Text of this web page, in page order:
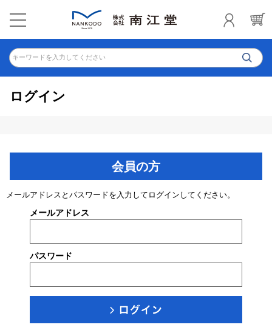
キーワードを入力してください
ログイン
会員の方
メールアドレスとパスワードを入力してログインしてください。
メールアドレス
パスワード